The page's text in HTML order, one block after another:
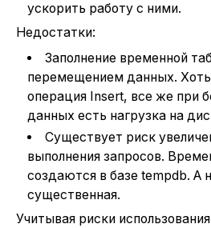
ускорить работу с ними.
Недостатки:
Заполнение временной
перемещением данных. Хоть
операция Insert, все же при
данных есть нагрузка на
Существует риск
выполнения запросов.
создаются в базе tempdb. А
существенная.
Учитывая риски